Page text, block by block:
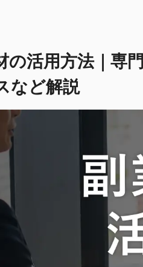
の活用方法｜専
など解説